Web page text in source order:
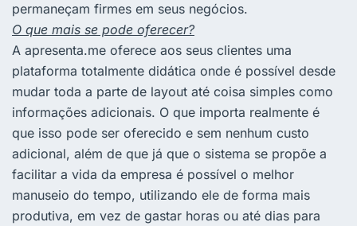
permaneçam firmes em seus negócios.
O que mais se pode oferecer?
A apresenta.me oferece aos seus clientes uma
plataforma totalmente didática onde é possível desde
mudar toda a parte de layout até coisa simples como
informações adicionais. O que importa realmente é
que isso pode ser oferecido e sem nenhum custo
adicional, além de que já que o sistema se propõe a
facilitar a vida da empresa é possível o melhor
manuseio do tempo, utilizando ele de forma mais
produtiva, em vez de gastar horas ou até dias para